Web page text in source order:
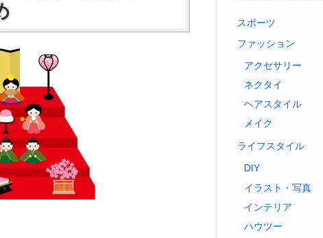
スポーツ
ファッション
アクセサリー
ネクタイ
ヘアスタイル
メイク
ライフスタイル
DIY
イラスト・写真
インテリア
ハウツー